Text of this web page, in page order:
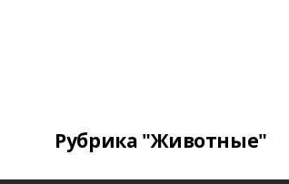
Рубрика "Животные"